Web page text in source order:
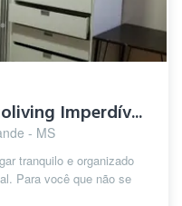
Imperdív...
- MS
tranquilo e organizado
Para você que não se